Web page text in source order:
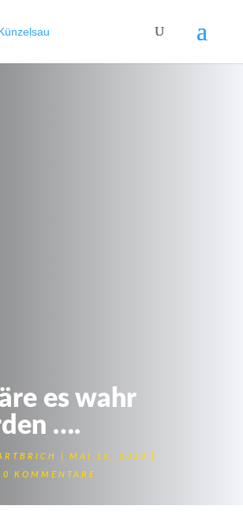
es wahr
….
MAI 16, 2010
0 KOMMENTARE